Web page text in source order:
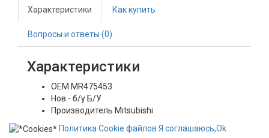
Характеристики Как купить
Вопросы и ответы (0)
Характеристики
OEM MR475453
Нов - б/у Б/У
Производитель Mitsubishi
Политика Сookie файлов Я соглашаюсь,Ok